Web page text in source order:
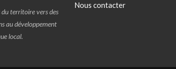
du territoire vers des
au développement
local.
Nous contacter